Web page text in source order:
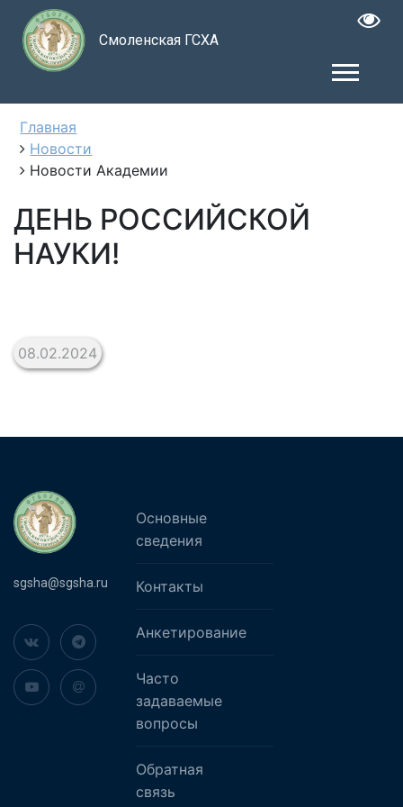
Смоленская ГСХА
Главная
Новости
Новости Академии
ДЕНЬ РОССИЙСКОЙ
НАУКИ!
08.02.2024
sgsha@sgsha.ru
Основные
сведения
Контакты
Анкетирование
Часто
задаваемые
вопросы
Обратная
связь